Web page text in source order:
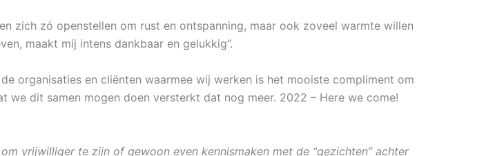
zich zó openstellen om rust en ontspanning, maar ook zoveel warmte willen
maakt mij intens dankbaar en gelukkig”.
organisaties en cliënten waarmee wij werken is het mooiste compliment om
dit samen mogen doen versterkt dat nog meer. 2022 – Here we come!
vrijwilliger te zijn of gewoon even kennismaken met de “gezichten” achter